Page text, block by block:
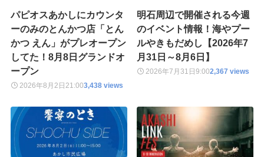
パピオスあかしにカウンタ
ーのみのとんかつ店「とん
かつ えん」がプレオープン
してた！8月8日グランドオ
ープン
2026年8月2日 21:003,438 views
明石周辺で開催される今週
のイベント情報！海やプー
ルやきもだめし【2026年7
月31日～8月6日】
2026年7月31日9:002,367 views